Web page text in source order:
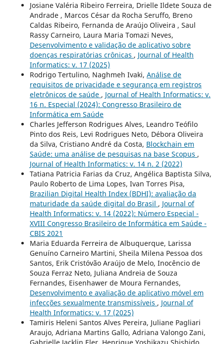
Josiane Valéria Ribeiro Ferreira, Drielle Ildete Souza de
Andrade , Marcos César da Rocha Seruffo, Breno
Caldas Ribeiro, Fernanda de Araújo Oliveira , Saul
Rassy Carneiro, Laura Maria Tomazi Neves,
Desenvolvimento e validação de aplicativo sobre
doenças respiratórias crônicas , Journal of Health
Informatics: v. 17 (2025)
Rodrigo Tertulino, Naghmeh Ivaki, Análise de
requisitos de privacidade e segurança em registros
eletrônicos de saúde , Journal of Health Informatics: v.
16 n. Especial (2024): Congresso Brasileiro de
Informática em Saúde
Charles Jefferson Rodrigues Alves, Leandro Teófilo
Pinto dos Reis, Levi Rodrigues Neto, Débora Oliveira
da Silva, Cristiano André da Costa, Blockchain em
Saúde: uma análise de pesquisas na base Scopus ,
Journal of Health Informatics: v. 14 n. 2 (2022)
Tatiana Patricia Farias da Cruz, Angélica Baptista Silva,
Paulo Roberto de Lima Lopes, Ivan Torres Pisa,
Brazilian Digital Health Index (BDHI): avaliação da
maturidade da saúde digital do Brasil , Journal of
Health Informatics: v. 14 (2022): Número Especial -
XVIII Congresso Brasileiro de Informática em Saúde -
CBIS 2021
Maria Eduarda Ferreira de Albuquerque, Larissa
Genuíno Carneiro Martini, Sheila Milena Pessoa dos
Santos, Erik Cristóvão Araújo de Melo, Inocêncio de
Souza Ferraz Neto, Juliana Andreia de Souza
Fernandes, Eisenhawer de Moura Fernandes,
Desenvolvimento e avaliação de aplicativo móvel em
infecções sexualmente transmissíveis , Journal of
Health Informatics: v. 17 (2025)
Tamiris Heleni Santos Alves Pereira, Juliane Pagliari
Araujo, Adriana Martins Gallo, Adriana Valongo Zani,